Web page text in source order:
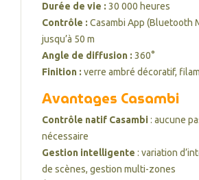
Durée de vie : 30 000 heures
Contrôle : Casambi App (Bluetooth
jusqu’à 50 m
Angle de diffusion : 360°
Finition : verre ambré décoratif,
Avantages Casambi
Contrôle natif Casambi: aucune
nécessaire
Gestion intelligente : variation
de scènes, gestion multi-zones